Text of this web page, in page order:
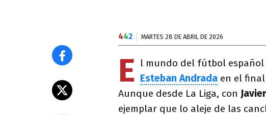
442 MARTES 28 DE ABRIL DE 2026
E
l mundo del fútbol español
Esteban Andrada en el
Aunque desde La Liga, con
ejemplar que lo aleje de las